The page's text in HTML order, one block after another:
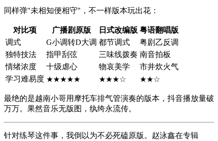
同样弹"未相知便相守"，不一样版本玩出花：
对比项 广播剧原版 日式改编版 粤语翻唱版
调式
G小调转D大调 都节调式
粤剧乙反调
独特技法
指甲刮弦 三味线拨奏 南音拍板
情绪浓度
十级虐心 物哀美学
市井炊火气
学习难易度 ★★★★★ ★★★☆ ★★☆
最绝的是越南小哥用摩托车排气管演奏的版本，抖音播放量破
万万。果然音乐无版图，纨绔永流传。
针对练琴这件事，我倒以为不必死磕原版。赵泳鑫在专辑